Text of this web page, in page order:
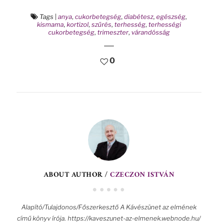
Tags |anya,cukorbetegség,diabétesz,egészség,
kismama, kortizol, szűrés, terhesség, terhességi
cukorbetegség, trimeszter, várandósság
0
ABOUT AUTHOR /CZECZON ISTVÁN
Alapító/Tulajdonos/Főszerkesztő A Kávészünet az elmének
című könyv írója. https://kaveszunet-az-elmenek.webnode.hu/